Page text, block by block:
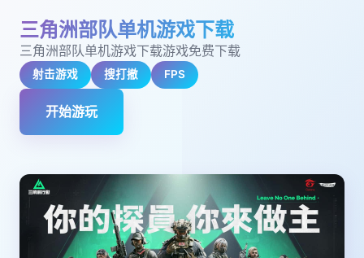
三角洲部队单机游戏下载
三角洲部队单机游戏下载游戏免费下载
射击游戏 搜打撤 FPS
开始游玩